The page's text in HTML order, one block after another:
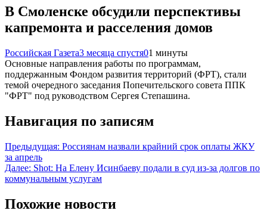
В Смоленске обсудили перспективы
капремонта и расселения домов
Российская Газета3 месяца спустя01 минуты
Основные направления работы по программам,
поддержанным Фондом развития территорий (ФРТ), стали
темой очередного заседания Попечительского совета ППК
"ФРТ" под руководством Сергея Степашина.
Навигация по записям
Предыдущая: Россиянам назвали крайний срок оплаты ЖКУ
за апрель
Далее: Shot: На Елену Исинбаеву подали в суд из-за долгов по
коммунальным услугам
Похожие новости